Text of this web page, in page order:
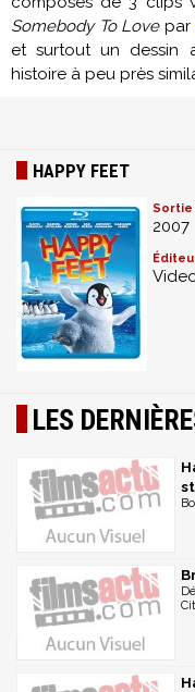
Somebody To Lovepar
et surtout un dessin
histoire à peu près
HAPPY FEET
Sortie
2007
LES